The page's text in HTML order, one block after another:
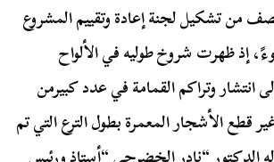
من تشكيل لجنة إعادة وتقييم المشروع
إذ ظهرت شروخ طوليه في الألواح
انتشار وتراكم القمامة في عدد كبيرمن
قطع الأشجار المعمرة بطول الترع التي تم